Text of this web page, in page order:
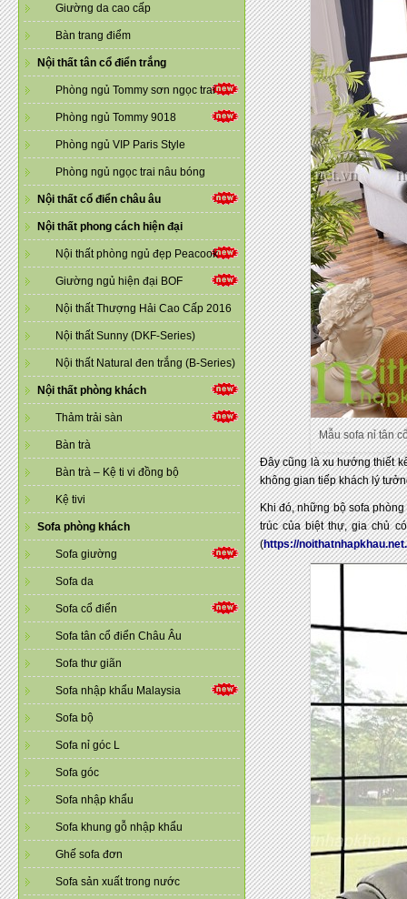
Giường da cao cấp
Bàn trang điểm
Nội thất tân cổ điển trắng
Phòng ngủ Tommy sơn ngọc trai
Phòng ngủ Tommy 9018
Phòng ngủ VIP Paris Style
Phòng ngủ ngọc trai nâu bóng
Nội thất cổ điển châu âu
Nội thất phong cách hiện đại
Nội thất phòng ngủ đẹp Peacook
Giường ngủ hiện đại BOF
Nội thất Thượng Hải Cao Cấp 2016
Nội thất Sunny (DKF-Series)
Nội thất Natural đen trắng (B-Series)
Nội thất phòng khách
Thảm trải sàn
Bàn trà
Bàn trà – Kệ ti vi đồng bộ
Kệ tivi
Sofa phòng khách
Sofa giường
Sofa da
Sofa cổ điển
Sofa tân cổ điển Châu Âu
Sofa thư giãn
Sofa nhập khẩu Malaysia
Sofa bộ
Sofa nỉ góc L
Sofa góc
Sofa nhập khẩu
Sofa khung gỗ nhập khẩu
Ghế sofa đơn
Sofa sản xuất trong nước
Mẫu sofa nỉ tân
Đây cũng là xu hướng thiết
không gian tiếp khách lý
Khi đó, những bộ sofa
trúc của biệt thự, gia chủ
(https://